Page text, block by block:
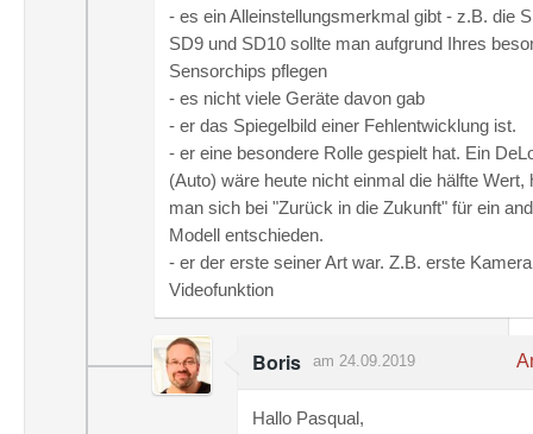
- es ein Alleinstellungsmerkmal gibt - z.B. die
SD9 und SD10 sollte man aufgrund Ihres
Sensorchips pflegen
- es nicht viele Geräte davon gab
- er das Spiegelbild einer Fehlentwicklung ist.
- er eine besondere Rolle gespielt hat. Ein
(Auto) wäre heute nicht einmal die hälfte Wert,
man sich bei "Zurück in die Zukunft" für ein
Modell entschieden.
- er der erste seiner Art war. Z.B. erste
Videofunktion
Boris am 24.09.2019
Hallo Pasqual,